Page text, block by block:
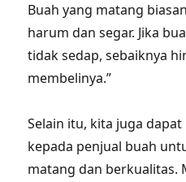
Buah yang matang
harum dan segar. Jika
tidak sedap, sebaiknya
membelinya.”
Selain itu, kita juga
kepada penjual buah
matang dan berkualitas.